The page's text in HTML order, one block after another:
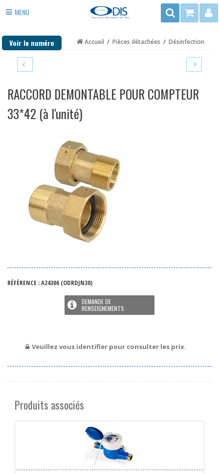
du
de
la
Mottais
AUBIN
DU
CORMIER
Voir le numéro
Rechercher
MENU
ADOUCISSEUR EAU
ANTI TARTRE
FILTRE EAU
PURIFICATEUR EAU
DÉSINFECTION
Accueil / Pièces détachées / Désinfection
RACCORD DEMONTABLE POUR COMPTEUR
33*42 (à l'unité)
RÉFÉRENCE :A24306 (ODRDJN30)
DEMANDE DE
RENSEIGNEMENTS
Veuillez vous identifier pour consulter les prix.
Produits associés